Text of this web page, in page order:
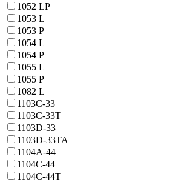
1052 LP
1053 L
1053 P
1054 L
1054 P
1055 L
1055 P
1082 L
1103C-33
1103C-33T
1103D-33
1103D-33TA
1104A-44
1104C-44
1104C-44T